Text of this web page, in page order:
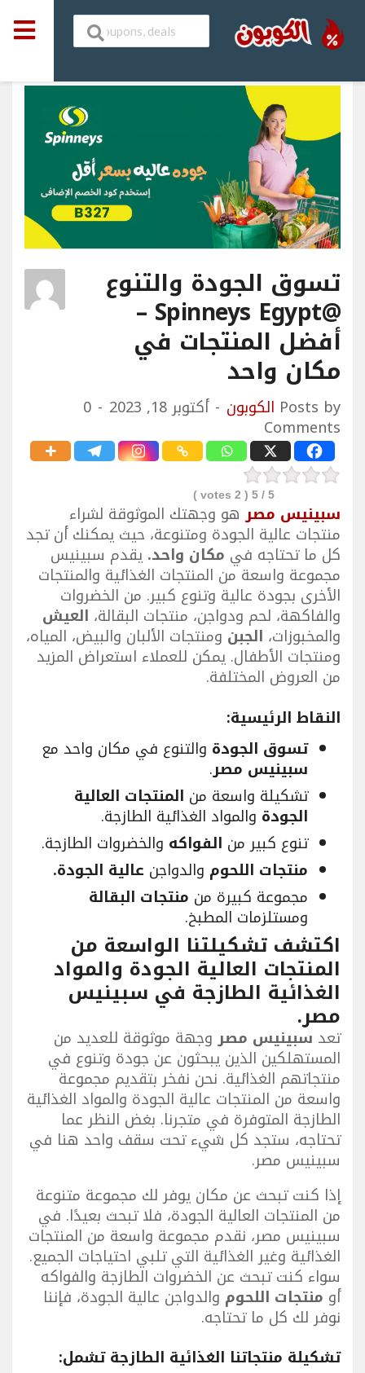
تسوق الجودة والتنوع
@Spinneys Egypt –
أفضل المنتجات في
مكان واحد
Posts by الكوبون أكتوبر 18, 2023 0
Comments
5
/ 5 (
2
سبينيس مصرهو وجهتك الموثوقة لشراء
منتجات عالية الجودة ومتنوعة، حيث يمكنك أن تجد
كل ما تحتاجه في مكان واحد. يقدم سبينيس
مجموعة واسعة من المنتجات الغذائية والمنتجات
الأخرى بجودة عالية وتنوع كبير. من الخضروات
والفاكهة، لحم ودواجن، منتجات البقالة، العيش
والمخبوزات، الجبن ومنتجات الألبان والبيض، المياه،
ومنتجات الأطفال. يمكن للعملاء استعراض المزيد
من العروض المختلفة.
النقاط الرئيسية:
تسوق الجودة والتنوع في مكان واحد مع
سبينيس مصر.
تشكيلة واسعة من المنتجات العالية
الجودة والمواد الغذائية الطازجة.
تنوع كبير من الفواكه والخضروات الطازجة.
منتجات اللحوم والدواجن عالية الجودة.
مجموعة كبيرة من منتجات البقالة
ومستلزمات المطبخ.
اكتشف تشكيلتنا الواسعة من
المنتجات العالية الجودة والمواد
الغذائية الطازجة في سبينيس
مصر.
تعد سبينيس مصر وجهة موثوقة للعديد من
المستهلكين الذين يبحثون عن جودة وتنوع في
منتجاتهم الغذائية. نحن نفخر بتقديم مجموعة
واسعة من المنتجات عالية الجودة والمواد الغذائية
الطازجة المتوفرة في متجرنا. بغض النظر عما
تحتاجه، ستجد كل شيء تحت سقف واحد هنا في
سبينيس مصر.
إذا كنت تبحث عن مكان يوفر لك مجموعة متنوعة
من المنتجات العالية الجودة، فلا تبحث بعيدًا. في
سبينيس مصر، نقدم مجموعة واسعة من المنتجات
الغذائية وغير الغذائية التي تلبي احتياجات الجميع.
سواء كنت تبحث عن الخضروات الطازجة والفواكه
أو منتجات اللحوم والدواجن عالية الجودة، فإننا
نوفر لك كل ما تحتاجه.
تشكيلة منتجاتنا الغذائية الطازجة تشمل: